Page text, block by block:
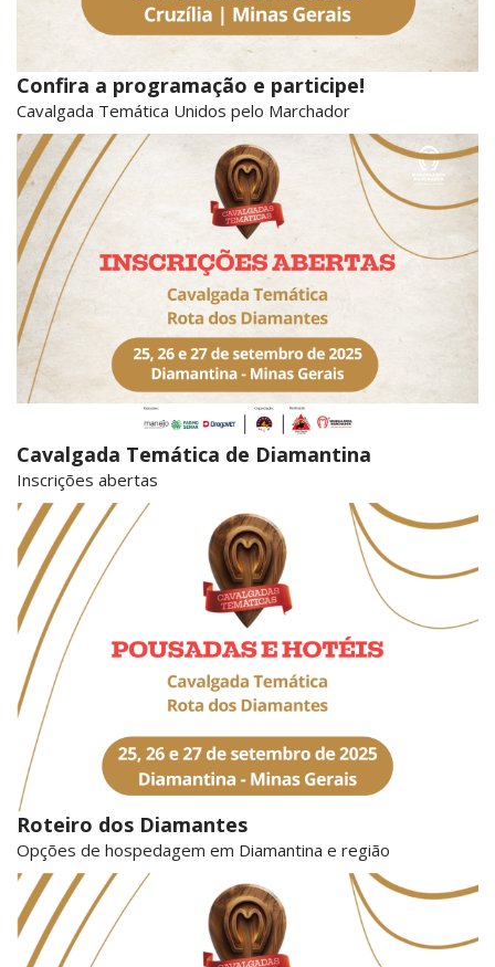
Confira a programação e participe!
Cavalgada Temática Unidos pelo Marchador
Cavalgada Temática de Diamantina
Inscrições abertas
Roteiro dos Diamantes
Opções de hospedagem em Diamantina e região